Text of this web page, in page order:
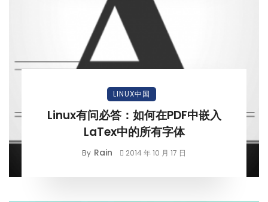
LINUX中国
Linux有问必答：如何在PDF中嵌入
LaTex中的所有字体
By Rain 2014 年 10 月 17 日